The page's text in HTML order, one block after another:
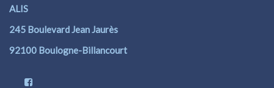
ALIS
245 Boulevard Jean Jaurès
92100 Boulogne-Billancourt